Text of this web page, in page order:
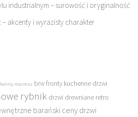
industrialnym – surowość i oryginalność
akcenty i wyrazisty charakter
marmur brw fronty kuchenne drzwi
rybnik drzwi drewniane retro
barański cenydrzwi